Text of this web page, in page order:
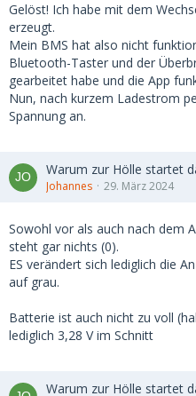
Gelöst! Ich habe mit dem
erzeugt.
Mein BMS hat also nicht
Bluetooth-Taster und der
gearbeitet habe und die App
Nun, nach kurzem Ladestrom
Spannung an.
Warum zur Hölle startet
Johannes 29. März 2024
Sowohl vor als auch nach dem
steht gar nichts (0).
ES verändert sich lediglich die
auf grau.
Batterie ist auch nicht zu voll
lediglich 3,28 V im Schnitt
Warum zur Hölle startet